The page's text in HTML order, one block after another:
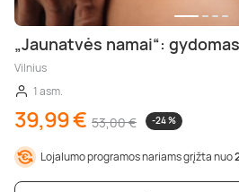
„Jaunatvės namai“:
Vilnius
1 asm.
39,99 € 53,00 € -24 %
Lojalumo programos nariams grįžta nuo